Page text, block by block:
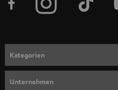
e
n
m
e
Kategorien
Unternehmen